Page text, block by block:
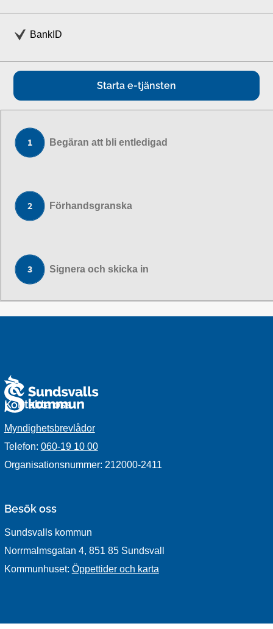
BankID
Starta e-tjänsten
Begäran att bli entledigad
Förhandsgranska
Signera och skicka in
Kontakta oss
Myndighetsbrevlådor
Telefon: 060-19 10 00
Organisationsnummer: 212000-2411
Besök oss
Sundsvalls kommun
Norrmalmsgatan 4, 851 85 Sundsvall
Kommunhuset: Öppettider och karta